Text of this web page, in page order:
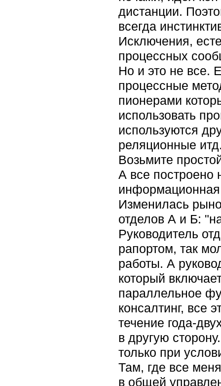
дистанции.
всегда
Исключения,
процессных
Но и это не все.
процессные
пионерами
использовать
используются
реляционные
Возьмите
А все построено
информационная
Изменилась
отделов А и Б:
Руководитель
рапортом, так
работы. А
который
параллельное
консалтинг, все
течение года-
в другую
только при
Там, где все
в общей